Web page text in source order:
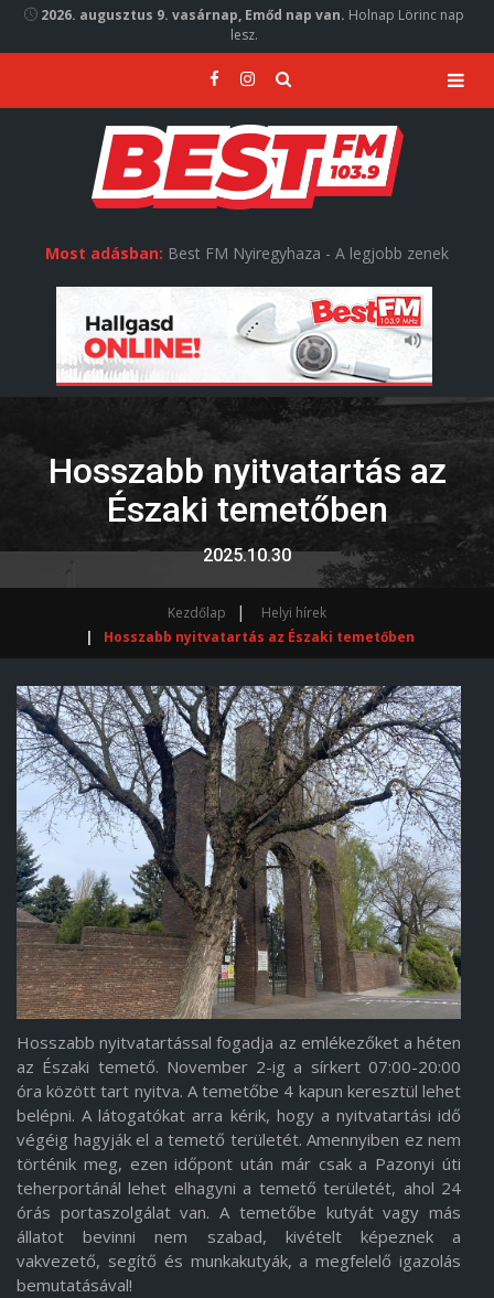
2026. augusztus 9. vasárnap, Emőd nap van. Holnap Lörinc nap
lesz.
Most adásban: Best FM Nyiregyhaza - A legjobb zenek
Hosszabb nyitvatartás az
Északi temetőben
2025.10.30
Kezdőlap
Helyi hírek
Hosszabb nyitvatartás az Északi temetőben
Hosszabb nyitvatartással fogadja az emlékezőket a héten
az Északi temető. November 2-ig a sírkert 07:00-20:00
óra között tart nyitva. A temetőbe 4 kapun keresztül lehet
belépni. A látogatókat arra kérik, hogy a nyitvatartási idő
végéig hagyják el a temető területét. Amennyiben ez nem
történik meg, ezen időpont után már csak a Pazonyi úti
teherportánál lehet elhagyni a temető területét, ahol 24
órás portaszolgálat van. A temetőbe kutyát vagy más
állatot bevinni nem szabad, kivételt képeznek a
vakvezető, segítő és munkakutyák, a megfelelő igazolás
bemutatásával!